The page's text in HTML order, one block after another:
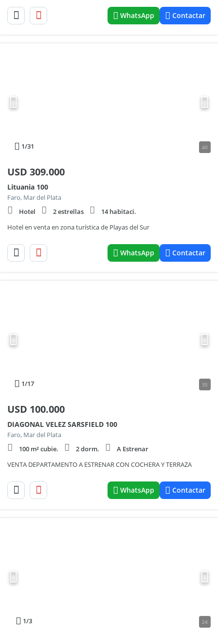
WhatsApp Contactar
1/31 40
USD 309.000
Lituania 100
Faro, Mar del Plata
Hotel
2 estrellas
14 habitaci.
Hotel en venta en zona turística de Playas del Sur
WhatsApp Contactar
1/17 35
USD 100.000
DIAGONAL VELEZ SARSFIELD 100
Faro, Mar del Plata
100 m² cubie.
2 dorm.
A Estrenar
VENTA DEPARTAMENTO A ESTRENAR CON COCHERA Y TERRAZA
WhatsApp Contactar
1/3 24